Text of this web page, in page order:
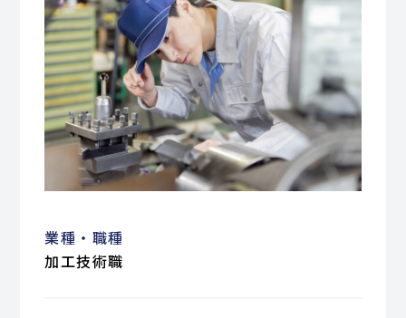
業種・職種
加工技術職